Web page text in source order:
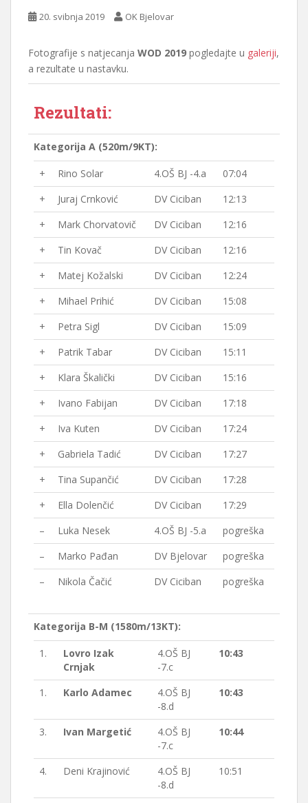
20. svibnja 2019 OK Bjelovar
Fotografije s natjecanja WOD 2019 pogledajte u galeriji,
a rezultate u nastavku.
Rezultati:
Kategorija A (520m/9KT):
+ Rino Solar 4.OŠ BJ -4.a
07:04
+
Juraj Crnković DV Ciciban
12:13
+
Mark Chorvatovič DV Ciciban
12:16
+
Tin Kovač DV Ciciban
12:16
+
Matej Kožalski DV Ciciban
12:24
+
Mihael Prihić DV Ciciban
15:08
+
Petra Sigl DV Ciciban
15:09
+
Patrik Tabar DV Ciciban
15:11
+
Klara Škalički DV Ciciban
15:16
+
Ivano Fabijan DV Ciciban
17:18
+
Iva Kuten DV Ciciban
17:24
+
Gabriela Tadić DV Ciciban
17:27
+
Tina Supančić DV Ciciban
17:28
+
Ella Dolenčić DV Ciciban
17:29
–
Luka Nesek 4.OŠ BJ -5.a
pogreška
–
Marko Pađan DV Bjelovar
pogreška
–
Nikola Čačić DV Ciciban pogreška
Kategorija B-M (1580m/13KT):
1.
Lovro Izak
Crnjak
4.OŠ BJ
-7.c
10:43
1. Karlo Adamec
4.OŠ BJ
-8.d
10:43
3. Ivan Margetić
4.OŠ BJ
-7.c
10:44
4. Deni Krajinović
4.OŠ BJ
-8.d
10:51